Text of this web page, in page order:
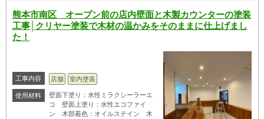
熊本市南区 オープン前の店内壁面と木製カウンターの塗装
工事│クリヤー塗装で木材の温かみをそのままに仕上げまし
た！
工事内容 店舗 室内塗装
使用材料
壁面下塗り：水性ミラクシーラーエ
コ 壁面上塗り：水性エコファイ
ン 木部着色：オイルステイン 木